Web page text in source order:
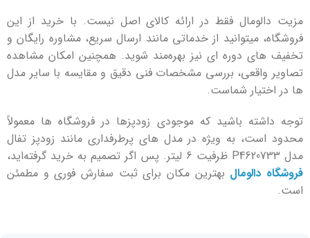
مزیت دالومال فقط در ارائه کالای اصل نیست. با خرید از این
فروشگاه، میتوانید از خدماتی مانند ارسال سریع، مشاوره رایگان و
تخفیف ‌های دوره‌ ای نیز بهره‌مند شوید. همچنین امکان مشاهده
تصاویر واقعی، بررسی مشخصات فنی دقیق و مقایسه با سایر مدل
‌ها در اختیار شماست.
توجه داشته باشید که موجودی زودپزها در فروشگاه‌ ها معمولاً
محدود است، به‌ ویژه در مدل‌ های پرطرفداری مانند زودپز تفال
مدل P4620733 ظرفیت 6 لیتر. پس اگر تصمیم به خرید گرفته‌اید،
فروشگاه دالومال بهترین مکان برای ثبت سفارش فوری و مطمئن
است.